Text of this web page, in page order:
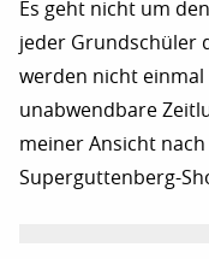
Es geht nicht um
jeder Grundschüler
werden nicht
unabwendbare
meiner Ansicht
Superguttenberg-